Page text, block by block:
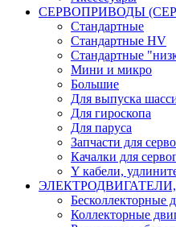
СЕРВОПРИВОДЫ
Стандартные
Стандартные HV
Стандартные
Мини и микро
Большие
Для выпуска
Для гироскопа
Для паруса
Запчасти для
Качалки для
Y кабели,
Бесколлекторные
Коллекторные